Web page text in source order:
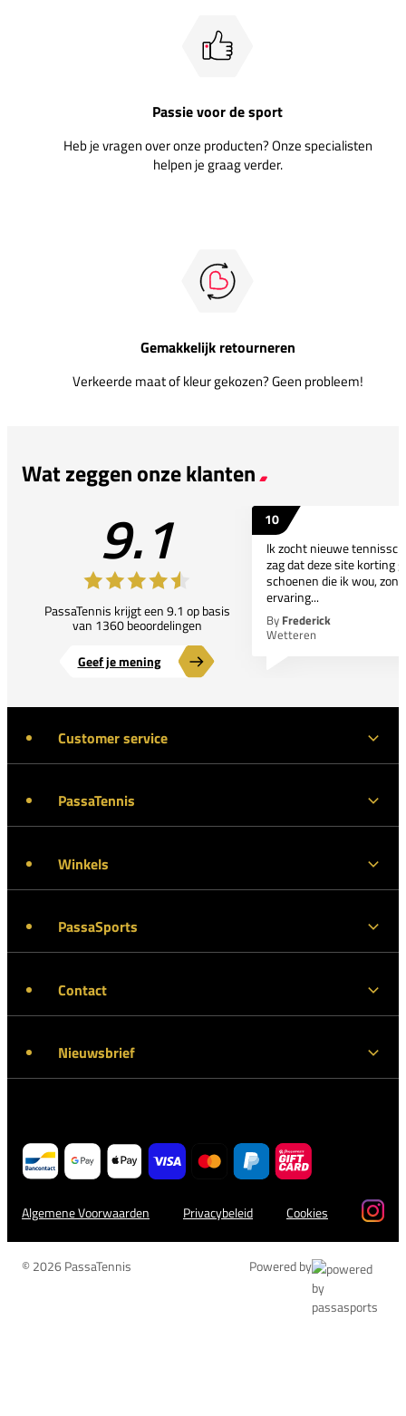
Passie voor de sport
Heb je vragen over onze producten? Onze specialisten
helpen je graag verder.
Gemakkelijk retourneren
Verkeerde maat of kleur gekozen? Geen probleem!
Wat zeggen onze klanten
9.1
PassaTennis krijgt een 9.1 op basis
van 1360 beoordelingen
Geef je mening
10
Ik zocht nieuwe
zag dat deze site korting
schoenen die ik wou,
ervaring...
By Frederick
Wetteren
Customer service
PassaTennis
Winkels
PassaSports
Contact
Nieuwsbrief
Algemene Voorwaarden Privacybeleid Cookies
© 2026 PassaTennis Powered by